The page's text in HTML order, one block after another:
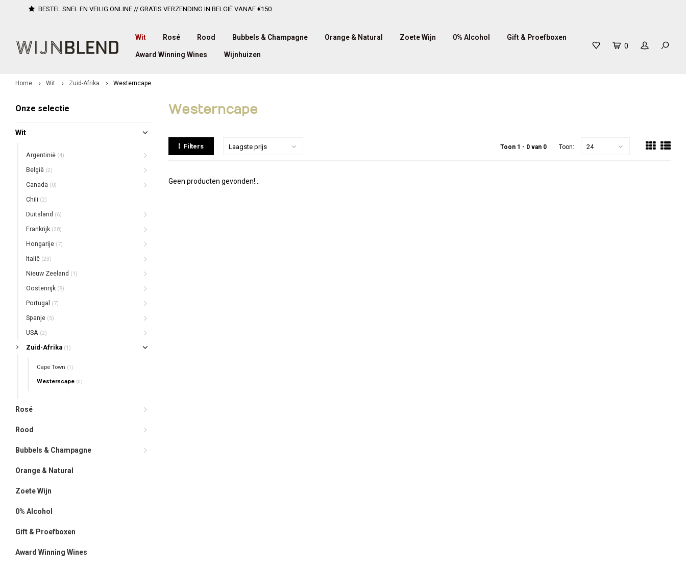
BESTEL SNEL EN VEILIG ONLINE // GRATIS VERZENDING IN BELGIË VANAF €150
Wit Rosé Rood Bubbels & Champagne Orange & Natural Zoete Wijn 0% Alcohol Gift & Proefboxen
Award Winning Wines Wijnhuizen
0
Home Wit Zuid-Afrika Westerncape
Onze selectie
Wit
Argentinië (4)
België (2)
Canada (0)
Chili (2)
Duitsland (6)
Frankrijk (28)
Hongarije (7)
Italië (23)
Nieuw Zeeland (1)
Oostenrijk (8)
Portugal (7)
Spanje (5)
USA (2)
Zuid-Afrika (1)
Cape Town (1)
Westerncape (0)
Rosé
Rood
Bubbels & Champagne
Orange & Natural
Zoete Wijn
0% Alcohol
Gift & Proefboxen
Award Winning Wines
Westerncape
Filters Laagste prijs Toon 1 - 0 van 0 Toon: 24
Geen producten gevonden!...